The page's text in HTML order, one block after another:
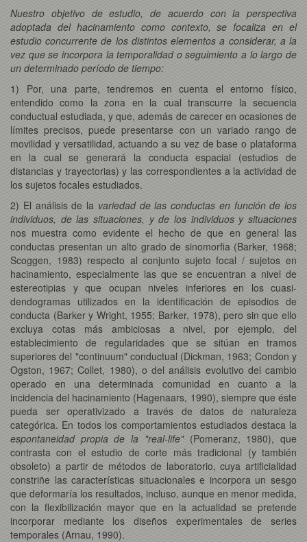
Nuestro objetivo de estudio, de acuerdo con la perspectiva
adoptada del hacinamiento como contexto, se focaliza en el
estudio concurrente de los distintos elementos a considerar, a la
vez que se incorpora la temporalidad o seguimiento a lo largo de
un determinado período de tiempo:
1) Por, una parte, tendremos en cuenta el entorno físico,
entendido como la zona en la cual transcurre la secuencia
conductual estudiada, y que, además de carecer en ocasiones de
límites precisos, puede presentarse con un variado rango de
movilidad y versatilidad, actuando a su vez de base o plataforma
en la cual se generará la conducta espacial (estudios de
distancias y trayectorias) y las correspondientes a la actividad de
los sujetos focales estudiados.
2) El análisis de la variedad de las conductas en función de los
individuos, de las situaciones, y de los individuos y situaciones
nos muestra como evidente el hecho de que en general las
conductas presentan un alto grado de sinomorfia (Barker, 1968;
Scoggen, 1983) respecto al conjunto sujeto focal / sujetos en
hacinamiento, especialmente las que se encuentran a nivel de
estereotipias y que ocupan niveles inferiores en los cuasi-
dendogramas utilizados en la identificación de episodios de
conducta (Barker y Wright, 1955; Barker, 1978), pero sin que ello
excluya cotas más ambiciosas a nivel, por ejemplo, del
establecimiento de regularidades que se sitúan en tramos
superiores del "continuum" conductual (Dickman, 1963; Condon y
Ogston, 1967; Collet, 1980), o del análisis evolutivo del cambio
operado en una determinada comunidad en cuanto a la
incidencia del hacinamiento (Hagenaars, 1990), siempre que éste
pueda ser operativizado a través de datos de naturaleza
categórica. En todos los comportamientos estudiados destaca la
espontaneidad propia de la "real-life"(Pomeranz, 1980), que
contrasta con el estudio de corte más tradicional (y también
obsoleto) a partir de métodos de laboratorio, cuya artificialidad
constriñe las características situacionales e incorpora un sesgo
que deformaría los resultados, incluso, aunque en menor medida,
con la flexibilización mayor que en la actualidad se pretende
incorporar mediante los diseños experimentales de series
temporales (Arnau, 1990).